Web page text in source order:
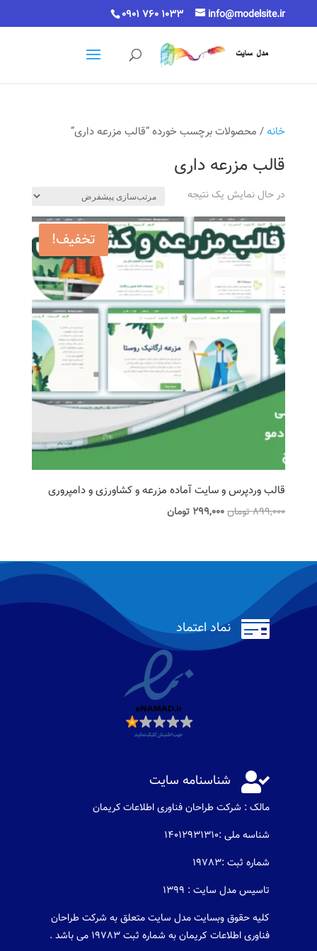
0901 760 1033 info@modelsite.ir
خانه/ محصولات برچسب خورده “قالب مزرعه داری”
قالب مزرعه داری
در حال نمایش یک نتیجه
تخفیف!
قالب وردپرس و سایت آماده مزرعه و کشاورزی و دامپروری
899,000تومانقیمت
بود.
299,000 تومانقیمت
است.
 نماد اعتماد
 شناسنامه سایت
مالک : شرکت طراحان فناوری اطلاعات كريمان
شناسه ملی :14012931310
شماره ثبت :19783
تاسیس مدل سایت : 1399
کلیه حقوق وبسایت مدل سایت متعلق به شرکت طراحان
فناوری اطلاعات کریمان به شماره ثبت 19783 می باشد .